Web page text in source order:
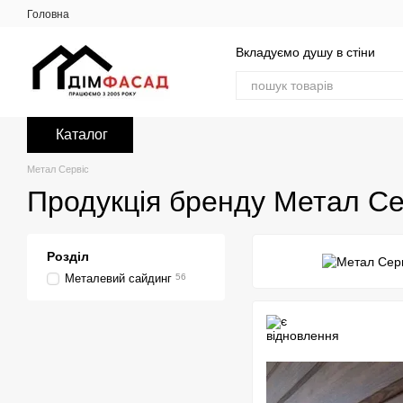
Перейти до основного контенту
Головна
Вкладуємо душу в стіни
Каталог
Метал Сервіс
Продукція бренду Метал
Розділ
Металевий сайдинг 56